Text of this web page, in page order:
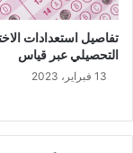
تفاصيل استعدادات
التحصيلي عبر قياس
13 فبراير، 2023